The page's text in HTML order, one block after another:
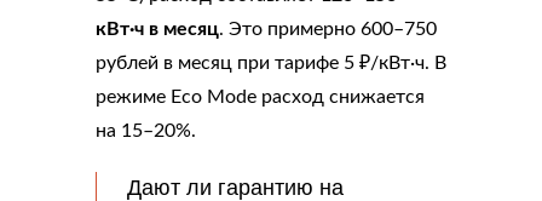
кВт·ч в месяц. Это примерно 600–750
рублей в месяц при тарифе 5 ₽/кВт·ч. В
режиме Eco Mode расход снижается
на 15–20%.
Дают ли гарантию на